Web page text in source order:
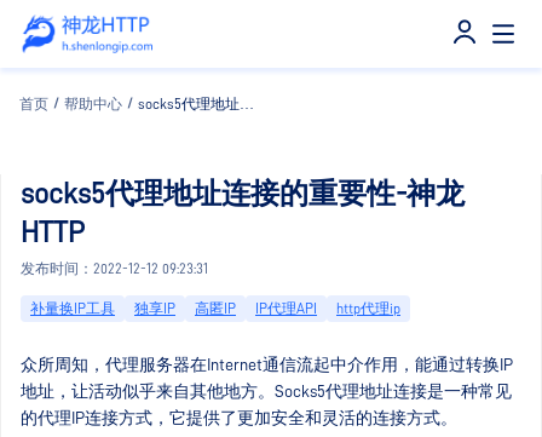
首页 / 帮助中心 /
socks5代理地址连接的重要性-神龙
HTTP
发布时间：2022-12-12 09:23:31
补量换IP工具 独享IP 高匿IP IP代理API http代理ip
众所周知，代理服务器在Internet通信流起中介作用，能通过转换IP
地址，让活动似乎来自其他地方。Socks5代理地址连接是一种常见
的代理IP连接方式，它提供了更加安全和灵活的连接方式。